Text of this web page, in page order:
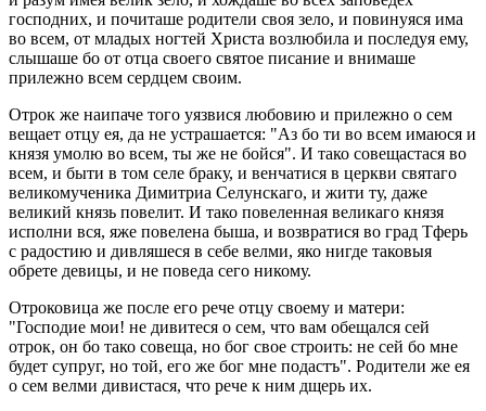
господних, и почиташе родители своя зело, и повинуяся има
во всем, от младых ногтей Христа возлюбила и последуя ему,
слышаше бо от отца своего святое писание и внимаше
прилежно всем сердцем своим.
Отрок же наипаче того уязвися любовию и прилежно о сем
вещает отцу ея, да не устрашается: "Аз бо ти во всем имаюся и
князя умолю во всем, ты же не бойся". И тако совещастася во
всем, и быти в том селе браку, и венчатися в церкви святаго
великомученика Димитриа Селунскаго, и жити ту, даже
великий князь повелит. И тако повеленная великаго князя
исполни вся, яже повелена быша, и возвратися во град Тферь
с радостию и дивляшеся в себе велми, яко нигде таковыя
обрете девицы, и не поведа сего никому.
Отроковица же после его рече отцу своему и матери:
"Господие мои! не дивитеся о сем, что вам обещался сей
отрок, он бо тако совеща, но бог свое строить: не сей бо мне
будет супруг, но той, его же бог мне подастъ". Родители же ея
о сем велми дивистася, что рече к ним дщерь их.